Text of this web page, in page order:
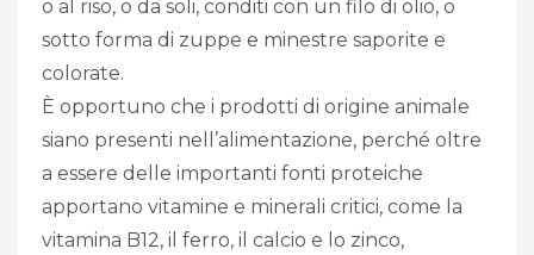
o al riso, o da soli, conditi con un filo di olio, o
sotto forma di zuppe e minestre saporite e
colorate.
È opportuno che i prodotti di origine animale
siano presenti nell’alimentazione, perché oltre
a essere delle importanti fonti proteiche
apportano vitamine e minerali critici, come la
vitamina B12, il ferro, il calcio e lo zinco,